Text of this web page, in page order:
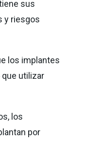
sus
y riesgos
los implantes
utilizar
los
por